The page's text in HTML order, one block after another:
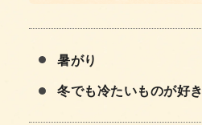
暑がり
冬でも冷たいものが好き